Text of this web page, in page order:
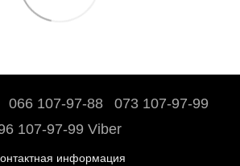
066 107-97-88
073 107-97-99
107-97-99 Viber
информация